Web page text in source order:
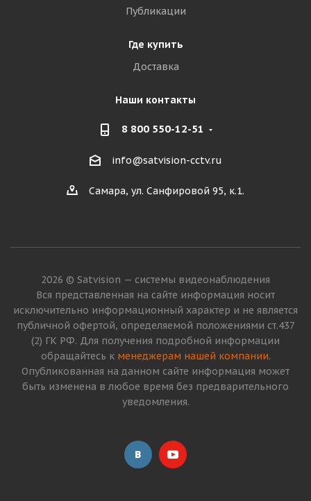
Публикации
Где купить
Доставка
Наши контакты
8 800 550-12-51
info@satvision-cctv.ru
Самара, ул. Санфировой 95, к.1.
2026 © Satvision — системы видеонаблюдения
Вся представленная на сайте информация носит
исключительно информационный характер и не является
публичной офертой, определяемой положениями ст.437
(2) ГК РФ. Для получения подробной информации
обращайтесь к менеджерам нашей компании.
Опубликованная на данном сайте информация может
быть изменена в любое время без предварительного
уведомления.